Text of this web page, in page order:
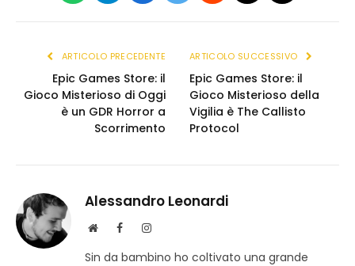
ARTICOLO PRECEDENTE
Epic Games Store: il
Gioco Misterioso di Oggi
è un GDR Horror a
Scorrimento
ARTICOLO SUCCESSIVO
Epic Games Store: il
Gioco Misterioso della
Vigilia è The Callisto
Protocol
Alessandro Leonardi
S
t
F
c
I
s
Sin da bambino ho coltivato una grande